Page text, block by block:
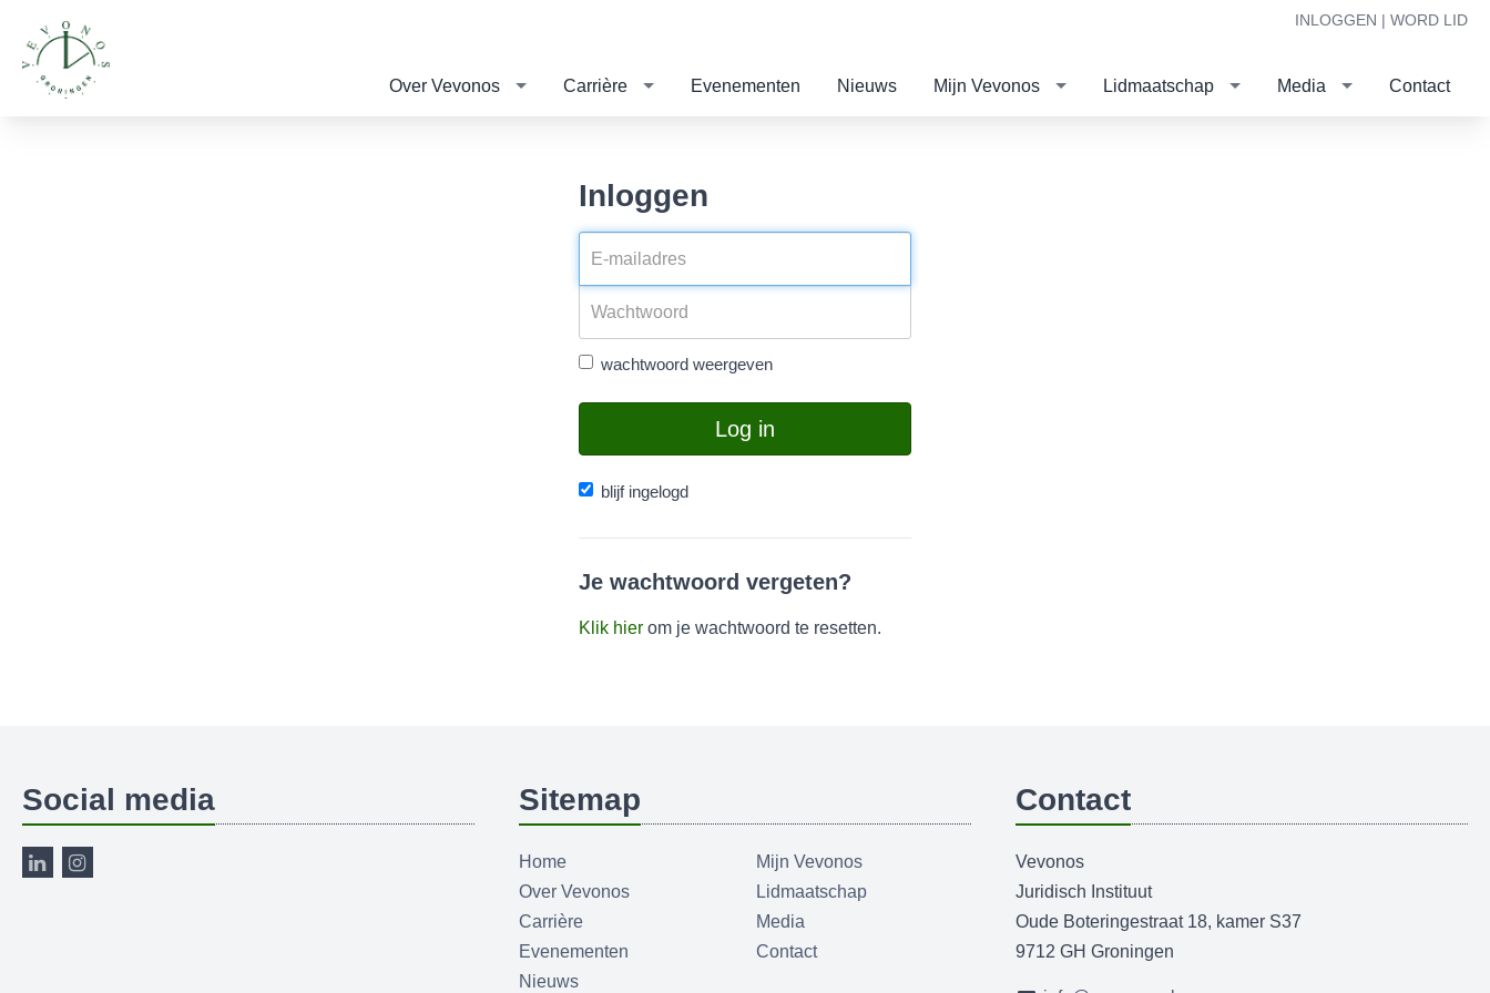
INLOGGEN | WORD LID
Over Vevonos Carrière Evenementen Nieuws Mijn Vevonos Lidmaatschap Media Contact
Inloggen
wachtwoord weergeven
Log in
blijf ingelogd
Je wachtwoord vergeten?
Klik hier om je wachtwoord te resetten.
Social media Sitemap
Home
Over Vevonos
Carrière
Evenementen
Nieuws
Mijn Vevonos
Lidmaatschap
Media
Contact
Contact
Vevonos
Juridisch Instituut
Oude Boteringestraat 18, kamer S37
9712 GH Groningen